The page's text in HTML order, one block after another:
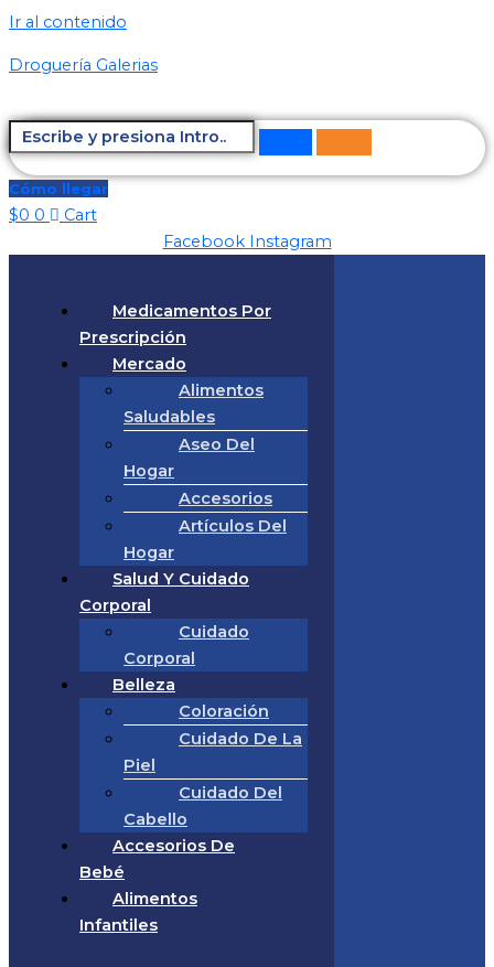
Ir al contenido
Droguería Galerias
Cómo llegar
$0 0
Cart
Facebook Instagram
Medicamentos Por
Prescripción
Mercado
Alimentos
Saludables
Aseo Del
Hogar
Accesorios
Artículos Del
Hogar
Salud Y Cuidado
Corporal
Cuidado
Corporal
Belleza
Coloración
Cuidado De La
Piel
Cuidado Del
Cabello
Accesorios De
Bebé
Alimentos
Infantiles